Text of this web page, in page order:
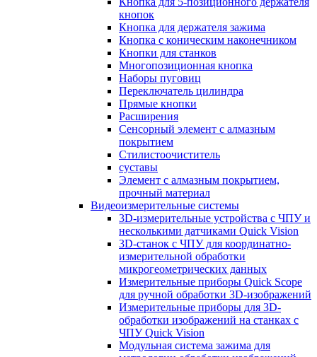
кнопок
Кнопка для держателя зажима
Кнопка с коническим наконечником
Кнопки для станков
Многопозиционная кнопка
Наборы пуговиц
Переключатель цилиндра
Прямые кнопки
Расширения
Сенсорный элемент с алмазным
покрытием
Стилистоочиститель
суставы
Элемент с алмазным покрытием,
прочный материал
Видеоизмерительные системы
3D-измерительные устройства с ЧПУ и
несколькими датчиками Quick Vision
3D-станок с ЧПУ для координатно-
измерительной обработки
микрогеометрических данных
Измерительные приборы Quick Scope
для ручной обработки 3D-изображений
Измерительные приборы для 3D-
обработки изображений на станках с
ЧПУ Quick Vision
Модульная система зажима для